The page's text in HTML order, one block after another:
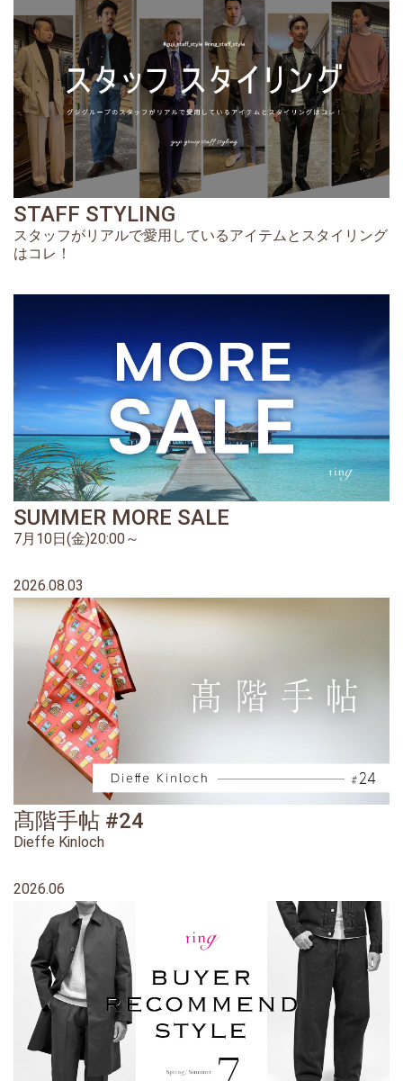
STAFF STYLING
スタッフがリアルで愛用しているアイテムとスタイリング
はコレ！
SUMMER MORE SALE
7月10日(金)20:00～
2026.08.03
髙階手帖 #24
Dieffe Kinloch
2026.06